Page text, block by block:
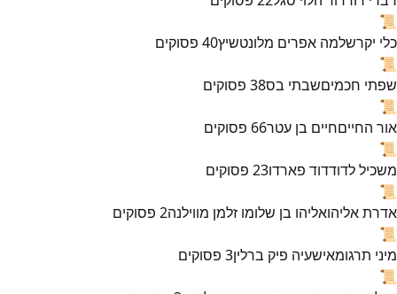
📜
כלי יקרשלמה אפרים מלונטשיץ40 פסוקים
📜
שפתי חכמיםשבתי בס38 פסוקים
📜
אור החייםחיים בן עטר66 פסוקים
📜
משכיל לדודדוד פארדו23 פסוקים
📜
אדרת אליהואליהו בן שלומו זלמן מווילנה2 פסוקים
📜
מיני תרגומאישעיה פיק ברלין3 פסוקים
📜